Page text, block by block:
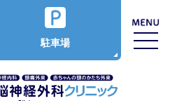
駐車場